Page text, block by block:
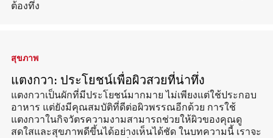
ต้องทึ่ง
สุขภาพ
แตงกวา: ประโยชน์เพื่อผิวสวยที่น่าทึ่ง
แตงกวาเป็นผักที่มีประโยชน์มากมาย ไม่เพียงแต่ใช้ประกอบ
อาหาร แต่ยังมีคุณสมบัติที่ดีต่อผิวพรรณอีกด้วย การใช้
แตงกวาในกิจวัตรความงามสามารถช่วยให้ผิวของคุณดู
สดใสและสุขภาพดีขึ้นได้อย่างเห็นได้ชัด ในบทความนี้ เราจะ